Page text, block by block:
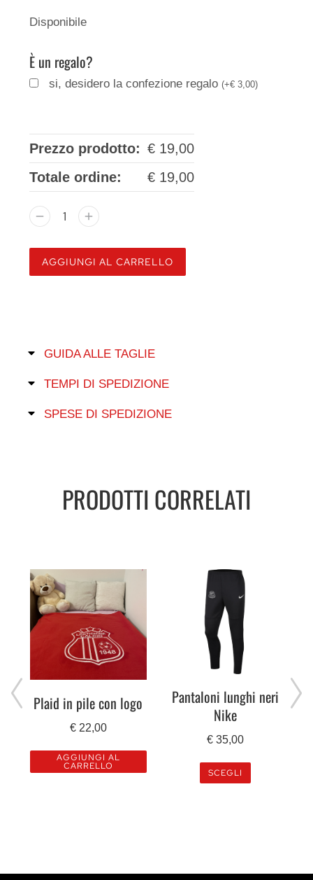
Disponibile
È un regalo?
si, desidero la confezione regalo(+€ 3,00)
Prezzo prodotto: € 19,00
Totale ordine:
€ 19,00
AGGIUNGI AL CARRELLO
GUIDA ALLE TAGLIE
TEMPI DI SPEDIZIONE
SPESE DI SPEDIZIONE
PRODOTTI CORRELATI
Plaid in pile con logo
€22,00
AGGIUNGI AL
CARRELLO
Pantaloni lunghi neri
Nike
€ 35,00
SCEGLI